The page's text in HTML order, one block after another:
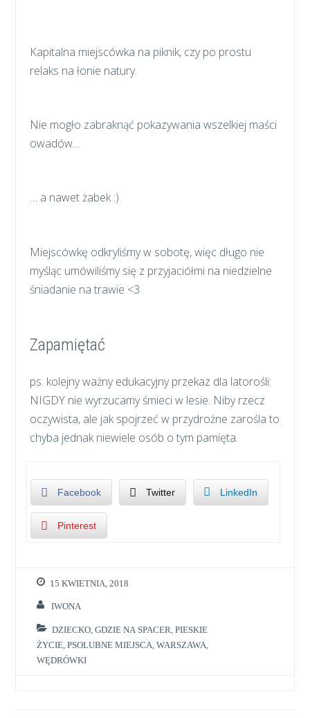
Kapitalna miejscówka na piknik, czy po prostu
relaks na łonie natury.
Nie mogło zabraknąć pokazywania wszelkiej maści
owadów…
… a nawet żabek :)
Miejscówkę odkryliśmy w sobotę, więc długo nie
myśląc umówiliśmy się z przyjaciółmi na niedzielne
śniadanie na trawie <3
Zapamiętać
ps. kolejny ważny edukacyjny przekaz dla latorośli:
NIGDY nie wyrzucamy śmieci w lesie. Niby rzecz
oczywista, ale jak spojrzeć w przydrożne zarośla to
chyba jednak niewiele osób o tym pamięta.
Facebook Twitter LinkedIn
Pinterest
15 KWIETNIA, 2018
IWONA
DZIECKO ,GDZIE NA SPACER ,PIESKIE
ŻYCIE ,PSOLUBNE MIEJSCA ,WARSZAWA
WĘDRÓWKI